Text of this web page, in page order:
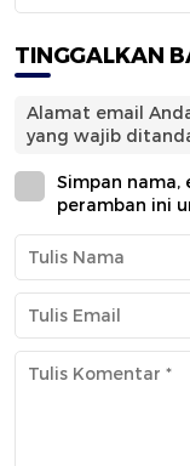
TINGGALKAN
Alamat email
yang wajib
Simpan nama,
peramban ini